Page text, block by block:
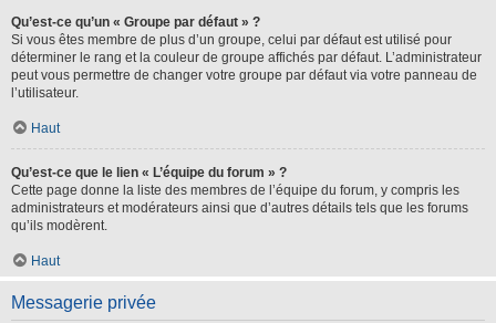
Qu’est-ce qu’un « Groupe par défaut » ?
Si vous êtes membre de plus d’un groupe, celui par défaut est utilisé pour
déterminer le rang et la couleur de groupe affichés par défaut. L’administrateur
peut vous permettre de changer votre groupe par défaut via votre panneau de
l’utilisateur.
Haut
Qu’est-ce que le lien « L’équipe du forum » ?
Cette page donne la liste des membres de l’équipe du forum, y compris les
administrateurs et modérateurs ainsi que d’autres détails tels que les forums
qu’ils modèrent.
Haut
Messagerie privée